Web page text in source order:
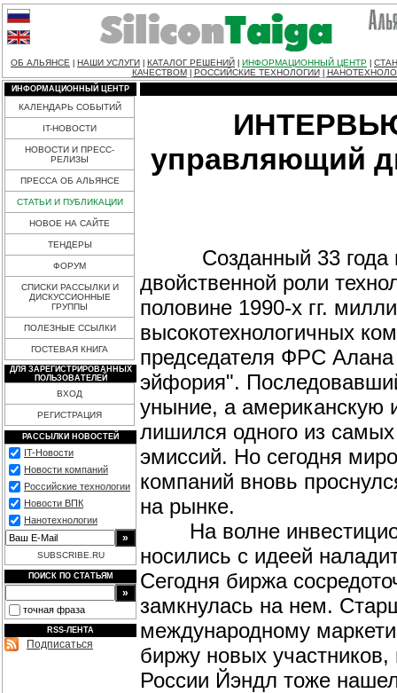
ОБ АЛЬЯНСЕ НАШИ УСЛУГИ КАТАЛОГ РЕШЕНИЙ ИНФОРМАЦИОННЫЙ ЦЕНТР
КАЧЕСТВОМ
РОССИЙСКИЕ ТЕХНОЛОГИИ
ИНФОРМАЦИОННЫЙ ЦЕНТР
КАЛЕНДАРЬ СОБЫТИЙ
IT-НОВОСТИ
НОВОСТИ И ПРЕСС-
РЕЛИЗЫ
ПРЕССА ОБ АЛЬЯНСЕ
СТАТЬИ И ПУБЛИКАЦИИ
НОВОЕ НА САЙТЕ
ТЕНДЕРЫ
ФОРУМ
СПИСКИ РАССЫЛКИ И
ДИСКУССИОННЫЕ
ГРУППЫ
ПОЛЕЗНЫЕ ССЫЛКИ
ГОСТЕВАЯ КНИГА
ДЛЯ ЗАРЕГИСТРИРОВАННЫХ
ПОЛЬЗОВАТЕЛЕЙ
ВХОД
РЕГИСТРАЦИЯ
РАССЫЛКИ НОВОСТЕЙ
IT-Новости
Новости компаний
Российские технологии
Новости ВПК
Нанотехнологии
SUBSCRIBE.RU
ПОИСК ПО СТАТЬЯМ
точная фраза
RSS-ЛЕНТА
Подписаться
управляющий
Созданный 33 года
двойственной роли
половине 1990-х гг.
высокотехнологичных
председателя ФРС
эйфория".
уныние, а американскую
лишился одного из
эмиссий. Но сегодня
компаний вновь
на рынке.
На волне
носились с идеей
Сегодня биржа
замкнулась на нем.
международному
биржу новых
России Йэндл тоже